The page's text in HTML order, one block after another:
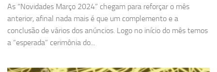
As “Novidades Março 2024” chegam para reforçar o mês
anterior, afinal nada mais é que um complemento e a
conclusão de vários dos anúncios. Logo no início do mês temos
a “esperada” cerimônia do...